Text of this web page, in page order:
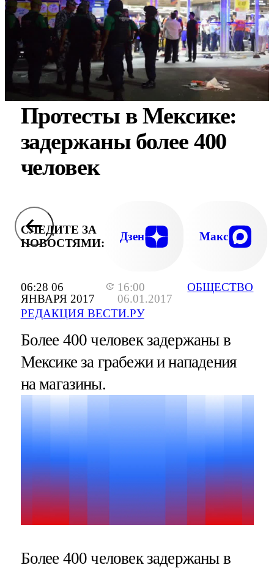
06:28 06
ЯНВАРЯ 2017
16:00
06.01.2017
РЕДАКЦИЯ ВЕСТИ.РУ
ОБЩЕСТВО
Протесты в Мексике:
задержаны более 400
человек
СЛЕДИТЕ ЗА
НОВОСТЯМИ:
Дзен Макс
Более 400 человек задержаны в
Мексике за грабежи и нападения
на магазины.
Более 400 человек задержаны в